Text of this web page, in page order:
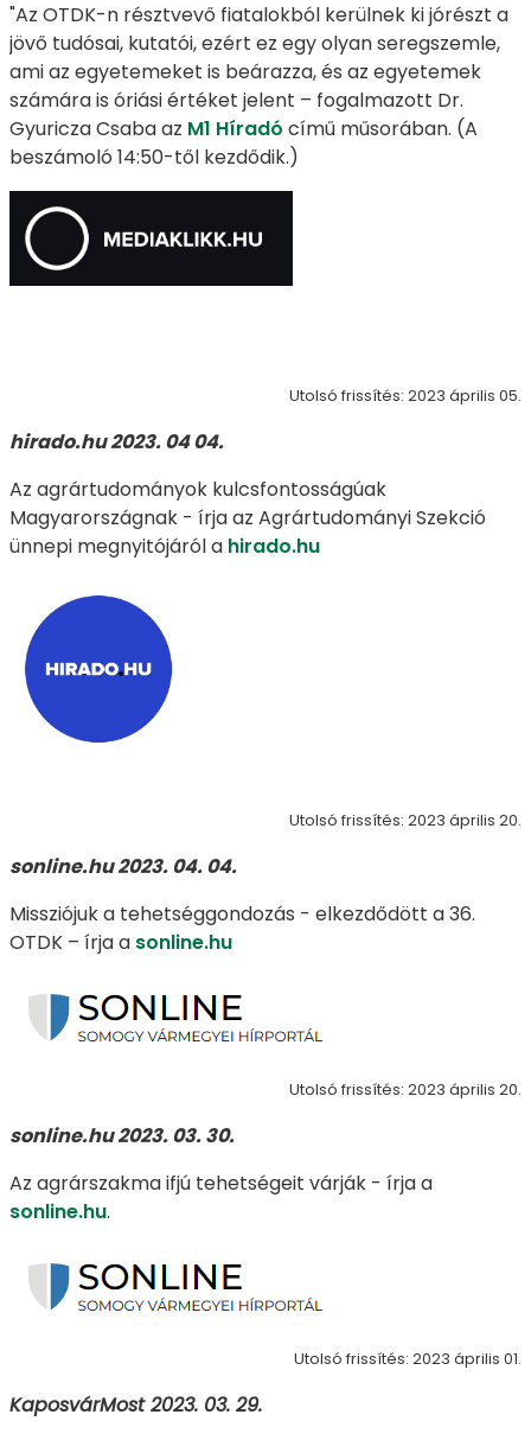
"Az OTDK-n résztvevő fiatalokból kerülnek ki jórészt a
jövő tudósai, kutatói, ezért ez egy olyan seregszemle,
ami az egyetemeket is beárazza, és az egyetemek
számára is óriási értéket jelent – fogalmazott Dr.
Gyuricza Csaba az M1 Híradó című műsorában. (A
beszámoló 14:50-től kezdődik.)
Utolsó frissítés: 2023 április 05.
hirado.hu 2023. 04 04.
Az agrártudományok kulcsfontosságúak
Magyarországnak - írja az Agrártudományi Szekció
ünnepi megnyitójáról a hirado.hu
Utolsó frissítés: 2023 április 20.
sonline.hu 2023. 04. 04.
Missziójuk a tehetséggondozás - elkezdődött a 36.
OTDK – írja a sonline.hu
Utolsó frissítés: 2023 április 20.
sonline.hu 2023. 03. 30.
Az agrárszakma ifjú tehetségeit várják - írja a
sonline.hu.
Utolsó frissítés: 2023 április 01.
KaposvárMost 2023. 03. 29.